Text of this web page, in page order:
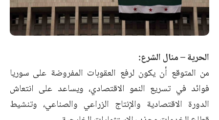
الحرية – منال الشرع:
من المتوقع أن يكون لرفع العقوبات المفروضة على سوريا
فوائد في تسريع النمو الاقتصادي، ويساعد على انتعاش
الدورة الاقتصادية والإنتاج الزراعي والصناعي، وتنشيط